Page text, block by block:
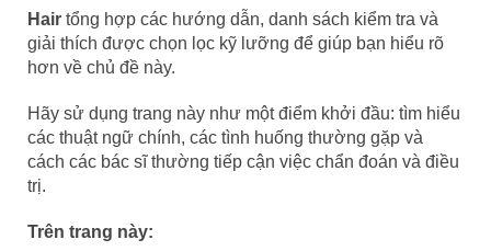
Hair tổng hợp các hướng dẫn, danh sách kiểm tra và
giải thích được chọn lọc kỹ lưỡng để giúp bạn hiểu rõ
hơn về chủ đề này.
Hãy sử dụng trang này như một điểm khởi đầu: tìm hiểu
các thuật ngữ chính, các tình huống thường gặp và
cách các bác sĩ thường tiếp cận việc chẩn đoán và điều
trị.
Trên trang này: